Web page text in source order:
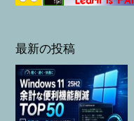
最新の投稿